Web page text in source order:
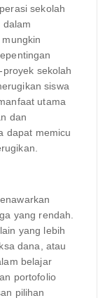
sekolah
dalam
sekolah
siswa
utama
dan
dapat memicu
yang rendah.
yang lebih
dana, atau
belajar
portofolio
pilihan